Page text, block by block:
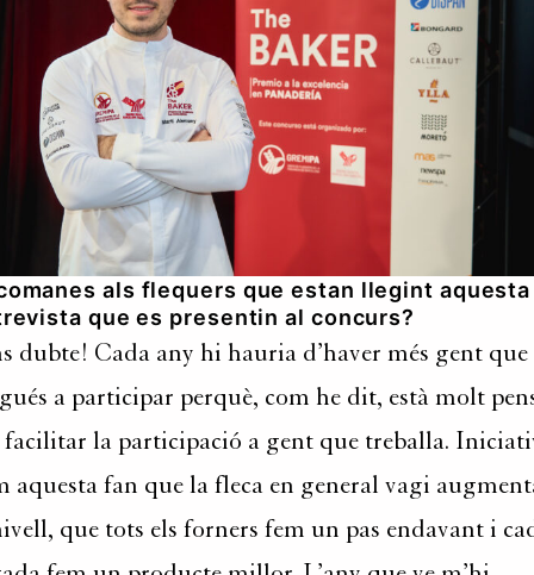
als flequers que estan llegint aquesta
que es presentin al concurs?
dubte! Cada any hi hauria d’haver més gent que
a participar perquè, com he dit, està molt
facilitar la participació a gent que treballa.
aquesta fan que la fleca en general vagi
que tots els forners fem un pas endavant i